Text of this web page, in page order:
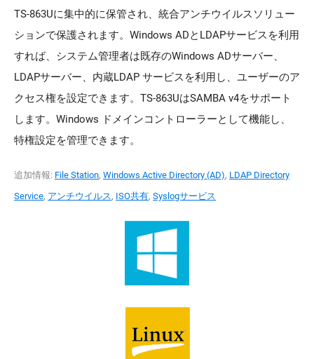
TS-863Uに集中的に保管され、統合アンチウイルスソリュー
ションで保護されます。Windows ADとLDAPサービスを利用
すれば、システム管理者は既存のWindows ADサーバー、
LDAPサーバー、内蔵LDAP サービスを利用し、ユーザーのア
クセス権を設定できます。TS-863UはSAMBA v4をサポート
します。Windows ドメインコントローラーとして機能し、
特権設定を管理できます。
追加情報: File Station, Windows Active Directory (AD), LDAP Directory
Service, アンチウイルス, ISO共有, Syslogサービス